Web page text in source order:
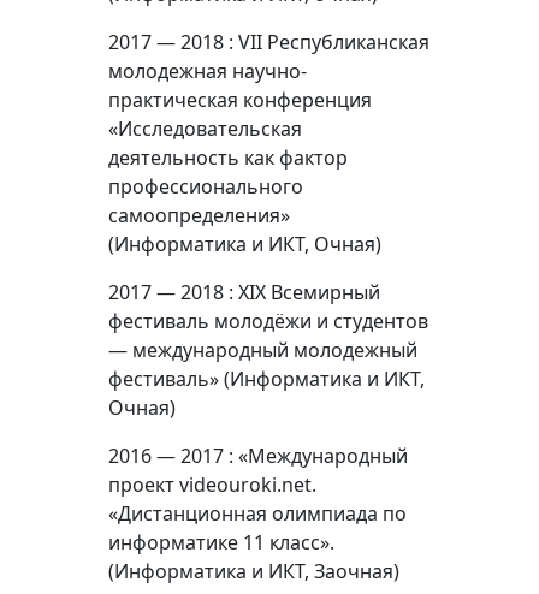
2017 — 2018 : VII Республиканская
молодежная научно-
практическая конференция
«Исследовательская
деятельность как фактор
профессионального
самоопределения»
(Информатика и ИКТ, Очная)
2017 — 2018 : XIX Всемирный
фестиваль молодёжи и студентов
— международный молодежный
фестиваль» (Информатика и ИКТ,
Очная)
2016 — 2017 : «Международный
проект videouroki.net.
«Дистанционная олимпиада по
информатике 11 класс».
(Информатика и ИКТ, Заочная)